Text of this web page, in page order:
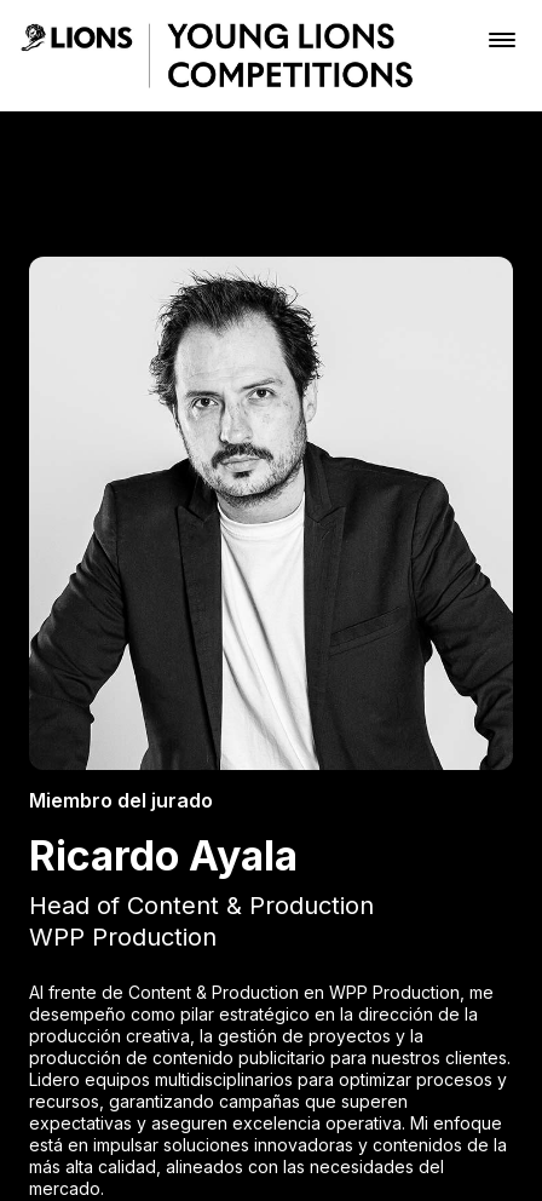
Saltar al contenido principal
Inscribir
Boletería
Miembro del jurado
Ricardo Ayala
Head of Content & Production
WPP Production
Al frente de Content & Production en WPP Production, me
desempeño como pilar estratégico en la dirección de la
producción creativa, la gestión de proyectos y la
producción de contenido publicitario para nuestros clientes.
Lidero equipos multidisciplinarios para optimizar procesos y
recursos, garantizando campañas que superen
expectativas y aseguren excelencia operativa. Mi enfoque
está en impulsar soluciones innovadoras y contenidos de la
más alta calidad, alineados con las necesidades del
mercado.